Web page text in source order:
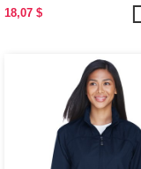
18,07 $